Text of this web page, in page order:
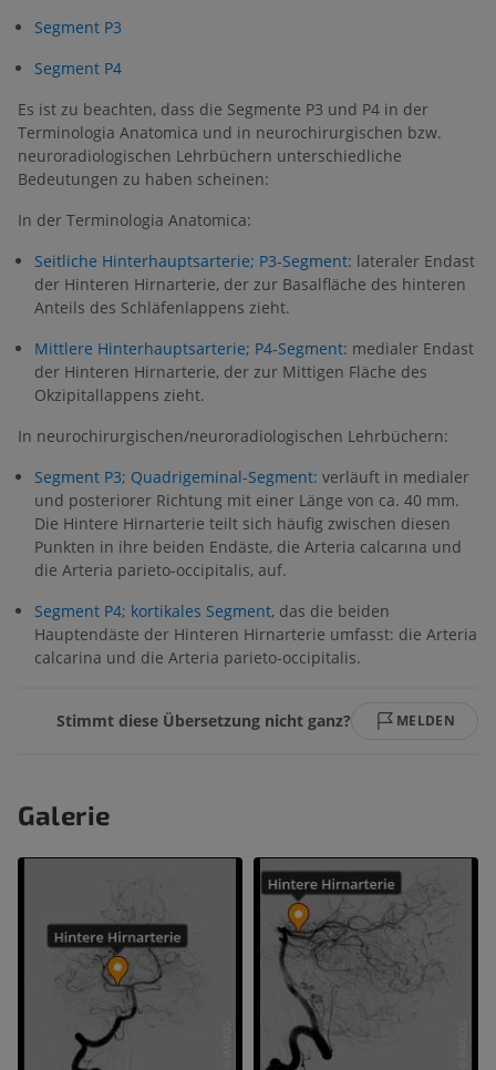
Segment P3
Segment P4
Es ist zu beachten, dass die Segmente P3 und P4 in der
Terminologia Anatomica und in neurochirurgischen bzw.
neuroradiologischen Lehrbüchern unterschiedliche
Bedeutungen zu haben scheinen:
In der Terminologia Anatomica:
Seitliche Hinterhauptsarterie; P3-Segment: lateraler Endast
der Hinteren Hirnarterie, der zur Basalfläche des hinteren
Anteils des Schläfenlappens zieht.
Mittlere Hinterhauptsarterie; P4-Segment: medialer Endast
der Hinteren Hirnarterie, der zur Mittigen Fläche des
Okzipitallappens zieht.
In neurochirurgischen/neuroradiologischen Lehrbüchern:
Segment P3; Quadrigeminal-Segment: verläuft in medialer
und posteriorer Richtung mit einer Länge von ca. 40 mm.
Die Hintere Hirnarterie teilt sich häufig zwischen diesen
Punkten in ihre beiden Endäste, die Arteria calcarına und
die Arteria parieto-occipitalis, auf.
Segment P4; kortikales Segment, das die beiden
Hauptendäste der Hinteren Hirnarterie umfasst: die Arteria
calcarina und die Arteria parieto-occipitalis.
Stimmt diese Übersetzung nicht ganz? MELDEN
Galerie